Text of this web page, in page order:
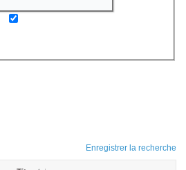
Enregistrer la recherche